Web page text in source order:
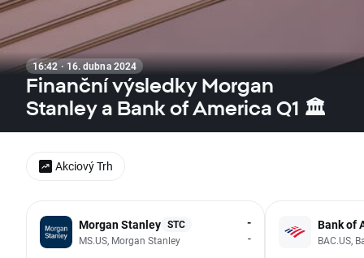
16:42 · 16. dubna 2024
Finanční výsledky Morgan
Stanley a Bank of America Q1 🏛️
Morgan Stanley STC
MS.US, Morgan Stanley
-
-
Bank of
BAC.US,
Akciový Trh